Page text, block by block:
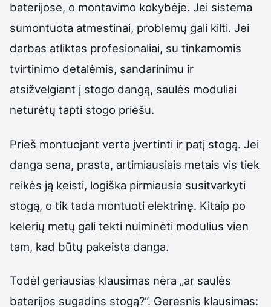
baterijose, o montavimo kokybėje. Jei sistema
sumontuota atmestinai, problemų gali kilti. Jei
darbas atliktas profesionaliai, su tinkamomis
tvirtinimo detalėmis, sandarinimu ir
atsižvelgiant į stogo dangą, saulės moduliai
neturėtų tapti stogo priešu.
Prieš montuojant verta įvertinti ir patį stogą. Jei
danga sena, prasta, artimiausiais metais vis tiek
reikės ją keisti, logiška pirmiausia susitvarkyti
stogą, o tik tada montuoti elektrinę. Kitaip po
kelerių metų gali tekti nuiminėti modulius vien
tam, kad būtų pakeista danga.
Todėl geriausias klausimas nėra „ar saulės
baterijos sugadins stogą?“. Geresnis klausimas: